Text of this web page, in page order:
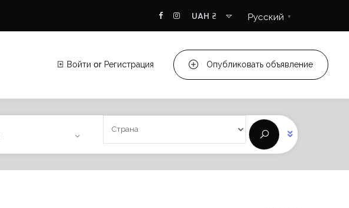
UAH ₴ Русский ▼
Войти or Регистрация Опубликовать объявление